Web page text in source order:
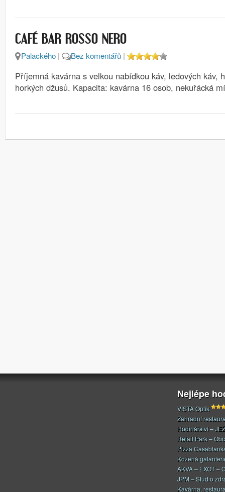
CAFÉ BAR ROSSO NERO
Palackého | Bez komentářů |
Příjemná kavárna s velkou nabídkou káv, ledových káv,
horkých džusů. Kapacita: kavárna 16 osob, nekuřácká
Nejlépe
VISTA Optik
Zahradní
Hodinářství – JEŽ
Retail Park –
Pizza
Kožená
AKVA – EXOT –
JPM – Studio
Kavárna,